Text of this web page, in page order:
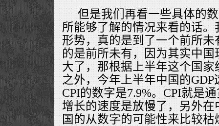
但是我们再看一些具体的
所能够了解的情况来看的话
形势，真的是到了一个前所
的是前所未有，因为其实中
大了，那根据上半年这个国
之外，今年上半年中国的GDP
CPI的数字是7.9%。CPI就是
增长的速度是放慢了，另外
国的从数字的可能性来比较枯